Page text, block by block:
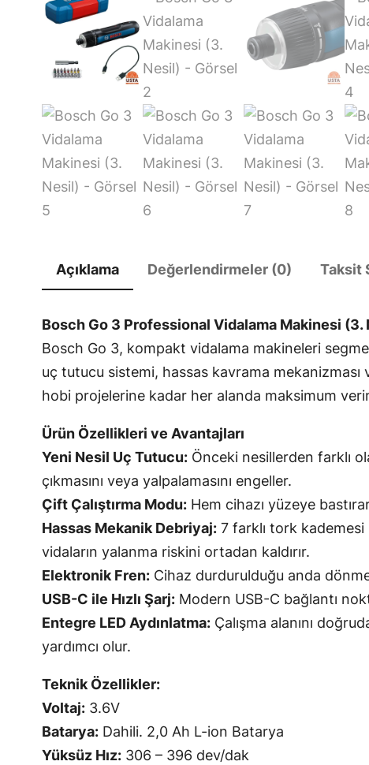
Açıklama Değerlendirmeler (0) Taksit
Bosch Go 3 Professional Vidalama Makinesi (3.
Bosch Go 3, kompakt vidalama makineleri
uç tutucu sistemi, hassas kavrama
hobi projelerine kadar her alanda maksimum
Ürün Özellikleri ve Avantajları
Yeni Nesil Uç Tutucu:Önceki nesillerden farklı
çıkmasını veya yalpalamasını engeller.
Çift Çalıştırma Modu:Hem cihazı yüzeye
Hassas Mekanik Debriyaj:7 farklı tork kademesi
vidaların yalanma riskini ortadan kaldırır.
Elektronik Fren:Cihaz durdurulduğu anda
USB-C ile Hızlı Şarj:Modern USB-C bağlantı
Entegre LED Aydınlatma:Çalışma alanını
yardımcı olur.
Teknik Özellikler:
Voltaj:3.6V
Batarya:Dahili. 2,0 Ah L-ion Batarya
Yüksüz Hız:306 – 396 dev/dak